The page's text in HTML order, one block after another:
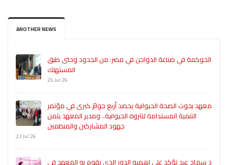
ANOTHER NEWS
الحوكمة في صناعة الدواجن في مصر: من الجدود وحتى طبق
المستهلك
25 Jul 26
معهد بحوث الصحة الحيوانية يحصد أربع جوائز كبرى في مؤتمر
التنمية المستدامة للثروة الحيوانية.. ومدير المعهد يثمن
جهود المشاركين والمنظمين
23 Jul 26
د سماح عيد تؤكد على اهميه الدور الذي يقوم به المعهد في